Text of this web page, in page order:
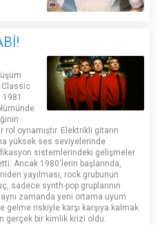
Classic
1981
oynamıştır. Elektrikli gitarın
yüksek ses seviyelerinde
sistemlerindeki gelişmeler
Ancak 1980'lerin başlarında,
yayılması, rock grubunun
sadece synth-pop gruplarının
zamanda yeni ortama uyum
gelme riskiyle karşı karşıya kalmak
gerçek bir kimlik krizi oldu.